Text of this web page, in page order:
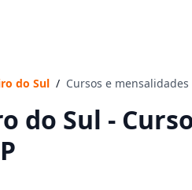
seus estudos
do Sul / Cursos e mensalidades
do Sul -